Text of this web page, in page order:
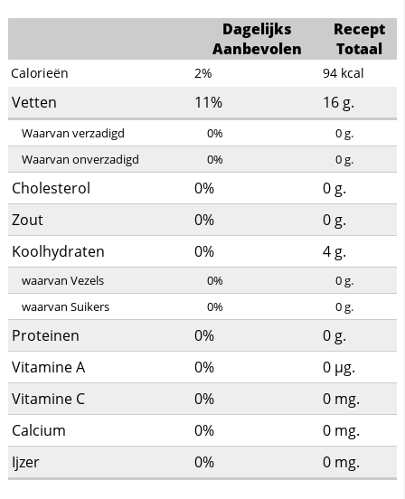
Dagelijks
Aanbevolen
Recept
Totaal
Calorieën 2% 94 kcal
Vetten 11% 16 g.
Waarvan verzadigd 0% 0g.
Waarvan onverzadigd
0% 0g.
Cholesterol 0% 0 g.
Zout
0% 0 g.
Koolhydraten
0% 4 g.
waarvan Vezels 0% 0g.
waarvan Suikers
0% 0g.
Proteinen 0% 0 g.
Vitamine A
0% 0 µg.
Vitamine C
0% 0 mg.
Calcium
0% 0 mg.
Ijzer
0% 0 mg.